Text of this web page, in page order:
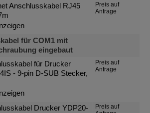
Anschlusskabel RJ45
Preis auf
Anfrage
für COM1 mit
eingebaut
für Drucker
- 9-pin D-SUB Stecker,
Preis auf
Anfrage
Drucker YDP20-
Preis auf